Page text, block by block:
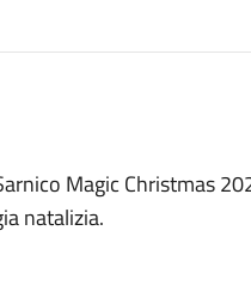
Magic Christmas
natalizia.